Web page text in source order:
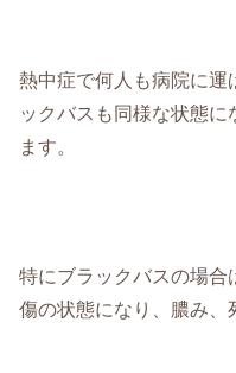
熱中症で何人も病院に運
ックバスも同様な状態
ます。
特にブラックバスの場合
傷の状態になり、膿み、